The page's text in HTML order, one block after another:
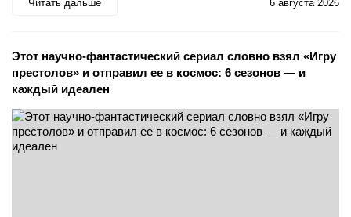
Читать дальше 6 августа 2026
Этот научно-фантастический сериал словно взял «Игру
престолов» и отправил ее в космос: 6 сезонов — и
каждый идеален